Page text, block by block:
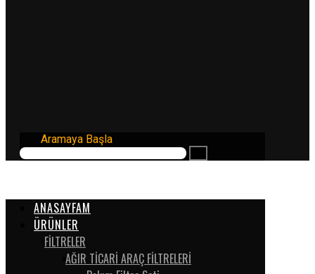
Aramaya Başla
ANASAYFAM
ÜRÜNLER
FİLTRELER
AĞIR TİCARİ ARAÇ FİLTRELERİ